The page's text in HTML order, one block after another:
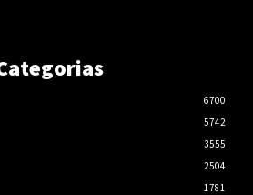
6700
5742
3555
2504
1781